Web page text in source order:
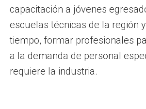
capacitación a jóvenes
escuelas técnicas de la región
tiempo, formar profesionales
a la demanda de personal
requiere la industria.